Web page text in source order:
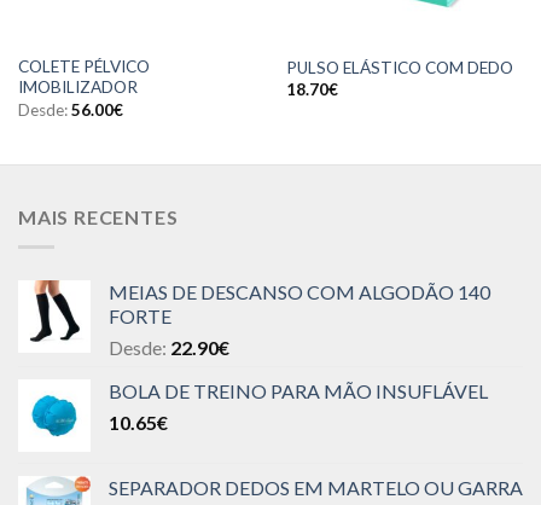
COLETE PÉLVICO
IMOBILIZADOR
Desde:56.00€
PULSO ELÁSTICO COM DEDO
18.70€
MAIS RECENTES
MEIAS DE DESCANSO COM ALGODÃO 140
FORTE
Desde: 22.90€
BOLA DE TREINO PARA MÃO INSUFLÁVEL
10.65€
SEPARADOR DEDOS EM MARTELO OU GARRA